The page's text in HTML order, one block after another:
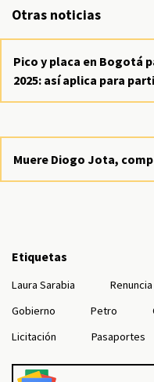
Otras noticias
Pico y placa en Bogotá
2025: así aplica para
Muere Diogo Jota,
Etiquetas
Laura Sarabia Renuncia
Gobierno
Petro
Licitación
Pasaportes